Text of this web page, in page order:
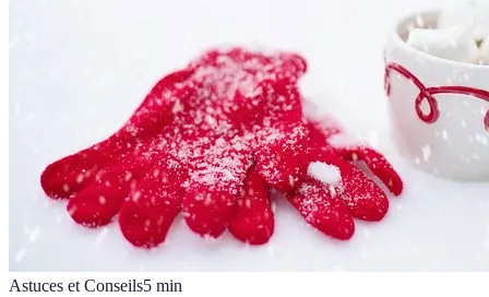
Astuces et Conseils5 min